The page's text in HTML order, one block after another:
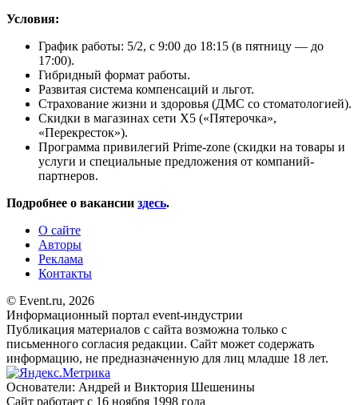
Условия:
График работы: 5/2, с 9:00 до 18:15 (в пятницу — до
17:00).
Гибридный формат работы.
Развитая система компенсаций и льгот.
Страхование жизни и здоровья (ДМС со стоматологией).
Скидки в магазинах сети Х5 («Пятерочка»,
«Перекресток»).
Программа привилегий Prime-zone (скидки на товары и
услуги и специальные предложения от компаний-
партнеров.
Подробнее о вакансии здесь.
О сайте
Авторы
Реклама
Контакты
© Event.ru, 2026
Информационный портал event-индустрии
Публикация материалов с сайта возможна только с
письменного согласия редакции. Сайт может содержать
информацию, не предназначенную для лиц младше 18 лет.
Основатели: Андрей и Виктория Шешенины
Сайт работает с 16 ноября 1998 года